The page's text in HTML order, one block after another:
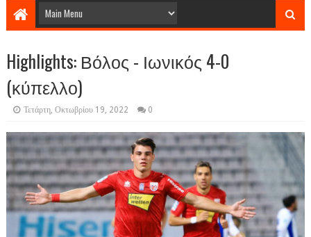
Highlights: Βόλος - Ιωνικός 4-0
(κύπελλο)
Τετάρτη, Οκτωβρίου 19, 2022 0